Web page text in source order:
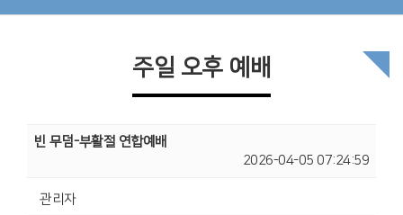
주일 오후 예배
빈 무덤-부활절 연합예배
2026-04-05 07:24:59
관리자